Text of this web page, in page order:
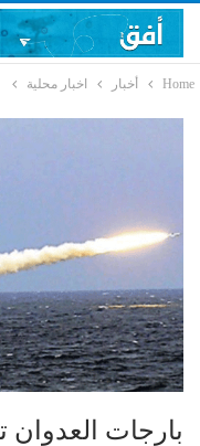
Home أخبار اخبار محلية
بارجات